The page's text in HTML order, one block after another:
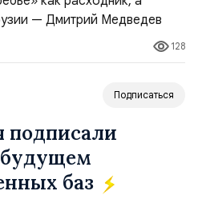
При этом он подчеркнул
большинством — Китаем,
и ШОС. «В конечном счёте
интересы России», —
128
Подписаться
подписали
баз